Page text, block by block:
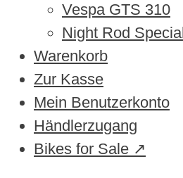
Vespa GTS 310
Night Rod Special
Warenkorb
Zur Kasse
Mein Benutzerkonto
Händlerzugang
Bikes for Sale ↗